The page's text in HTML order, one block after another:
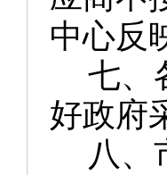
中心反
七、
好政府
八、